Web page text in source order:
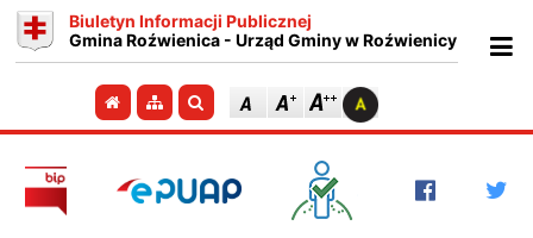
Biuletyn Informacji Publicznej
Gmina Roźwienica - Urząd Gminy w Roźwienicy
Przejdź do strony głównej
Przejdź do mapy strony
Szukaj